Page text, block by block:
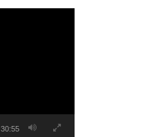
30:55